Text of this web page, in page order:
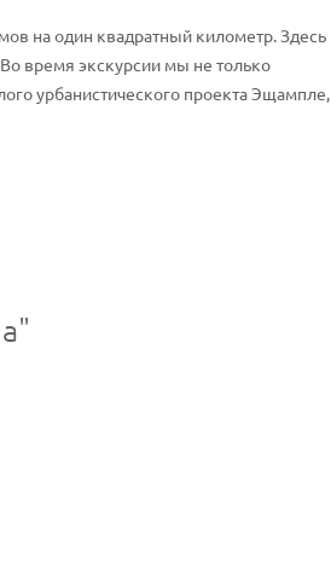
на один квадратный километр. Здесь
время экскурсии мы не только
урбанистического проекта Эщампле,